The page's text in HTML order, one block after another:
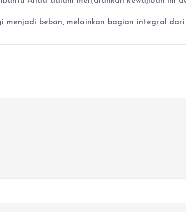
beban, melainkan bagian integral dari